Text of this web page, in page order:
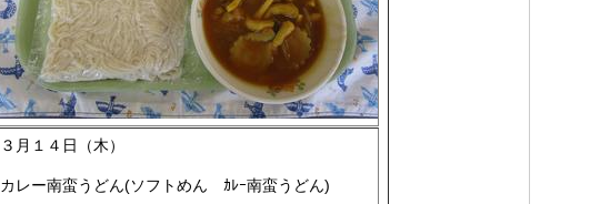
３月１４日（木）
カレー南蛮うどん(ソフトめん ｶﾚｰ南蛮うどん)